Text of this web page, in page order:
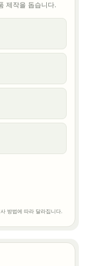
제작을 돕습니다.
방법에 따라 달라집니다.